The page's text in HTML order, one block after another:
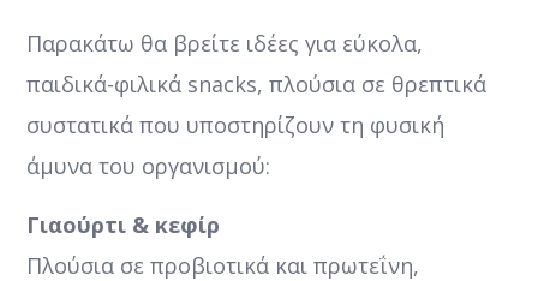
Παρακάτω θα βρείτε ιδέες για εύκολα,
παιδικά-φιλικά snacks, πλούσια σε θρεπτικά
συστατικά που υποστηρίζουν τη φυσική
άμυνα του οργανισμού:
Γιαούρτι & κεφίρ
Πλούσια σε προβιοτικά και πρωτεΐνη,